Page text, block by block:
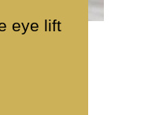
eye lift